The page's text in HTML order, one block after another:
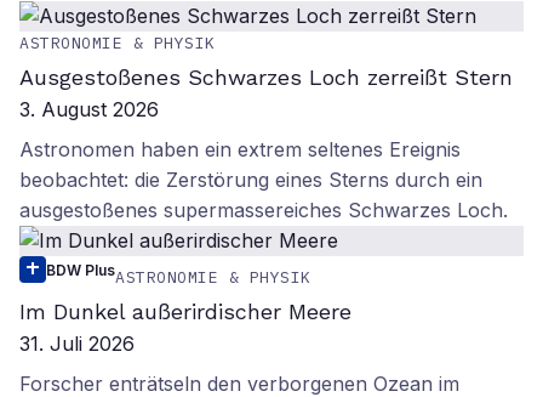
ASTRONOMIE & PHYSIK
Ausgestoßenes Schwarzes Loch zerreißt Stern
3. August 2026
Astronomen haben ein extrem seltenes Ereignis
beobachtet: die Zerstörung eines Sterns durch ein
ausgestoßenes supermassereiches Schwarzes Loch.
BDW PlusASTRONOMIE & PHYSIK
Im Dunkel außerirdischer Meere
31. Juli 2026
Forscher enträtseln den verborgenen Ozean im